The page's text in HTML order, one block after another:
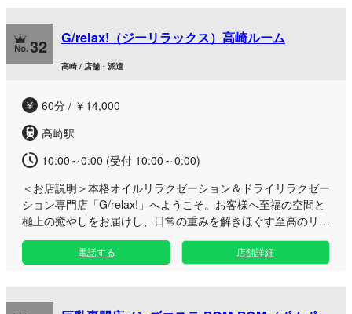
帰りの遅い時間帯のリフレッシュはもちろん、休日のちょっと
した隙間時間にもご利用いただけます。上質な空間と心温まる
おもてなしで、極上の安らぎをご堪能ください。
32 G/relax!（ジーリラックス）高崎ルーム
高崎 / 店舗・派遣
60分 / ￥14,000
高崎駅
10:00～0:00 (受付 10:00～0:00)
＜お店説明＞本格オイルリラクゼーション＆ドライリラクゼー
ション専門店「G/relax!」へようこそ。お客様へ至福の空間と
極上の癒やしをお届けし、日常の重みを解きほぐす至高のリラ
クゼーションをご提供いたします。 高崎ルームはビル型戸建
てタイプのプライベート空間となっており、専用駐車場や完全
個室、シャワールームを完備。周りを気にせずゆったりとお過
スをリフレッシュしたい方に最適です。丁寧なオイル＆ドライ
電話する 店舗詳細